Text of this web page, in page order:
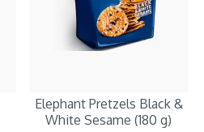
Elephant Pretzels Black &
White Sesame (180 g)